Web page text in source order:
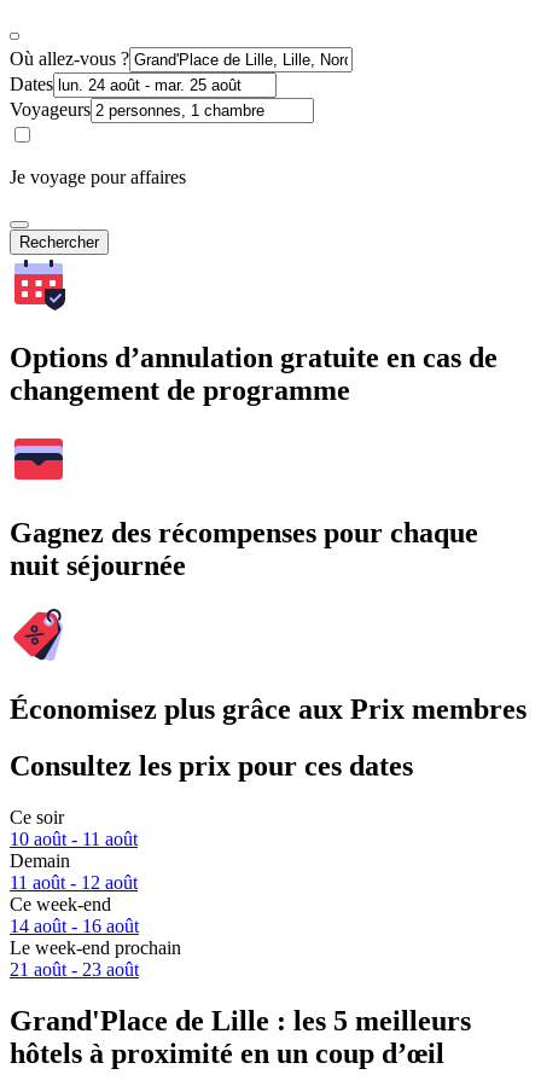
Où allez-vous ?
Dates
Voyageurs
Je voyage pour affaires
Rechercher
Options d’annulation gratuite en cas de
changement de programme
Gagnez des récompenses pour chaque
nuit séjournée
Économisez plus grâce aux Prix membres
Consultez les prix pour ces dates
Ce soir
10 août - 11 août
Demain
11 août - 12 août
Ce week-end
14 août - 16 août
Le week-end prochain
21 août - 23 août
Grand'Place de Lille : les 5 meilleurs
hôtels à proximité en un coup d’œil